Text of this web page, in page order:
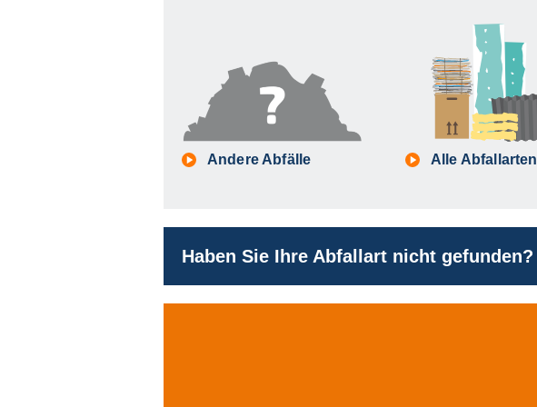
Andere Abfälle Alle Abfallarten
Haben Sie Ihre Abfallart nicht gefunden?